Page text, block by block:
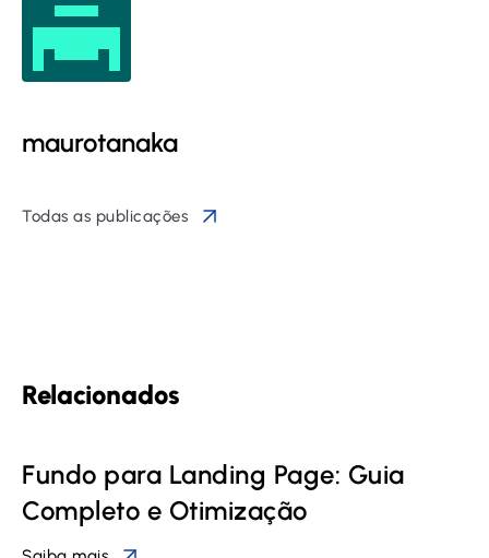
maurotanaka
Todas as publicações
Relacionados
Fundo para Landing Page: Guia
Completo e Otimização